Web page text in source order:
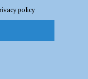
droga”. Soresi (FdI):
Hotel a Rete 4:
policy